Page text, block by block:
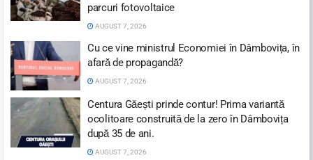
parcuri fotovoltaice
AUGUST 7, 2026
Cu ce vine ministrul Economiei în Dâmbovița, în
afară de propagandă?
AUGUST 7, 2026
Centura Găești prinde contur! Prima variantă
ocolitoare construită de la zero în Dâmbovița
după 35 de ani.
AUGUST 7, 2026